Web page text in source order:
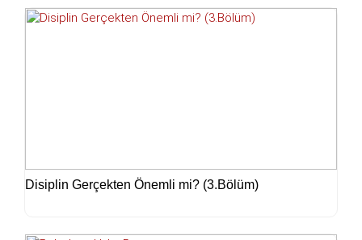
Disiplin Gerçekten Önemli mi? (3.Bölüm)